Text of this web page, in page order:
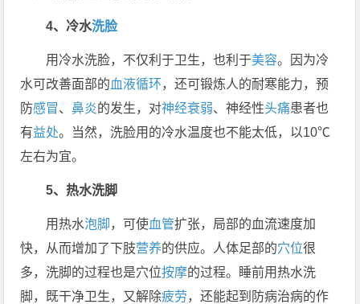
4、冷水洗脸
用冷水洗脸，不仅利于卫生，也利于美容。因为冷
水可改善面部的血液循环，还可锻炼人的耐寒能力，预
防感冒、鼻炎的发生，对神经衰弱、神经性头痛患者也
有益处。当然，洗脸用的冷水温度也不能太低，以10℃
左右为宜。
5、热水洗脚
用热水泡脚，可使血管扩张，局部的血流速度加
快，从而增加了下肢营养的供应。人体足部的穴位很
多，洗脚的过程也是穴位按摩的过程。睡前用热水洗
脚，既干净卫生，又解除疲劳，还能起到防病治病的作